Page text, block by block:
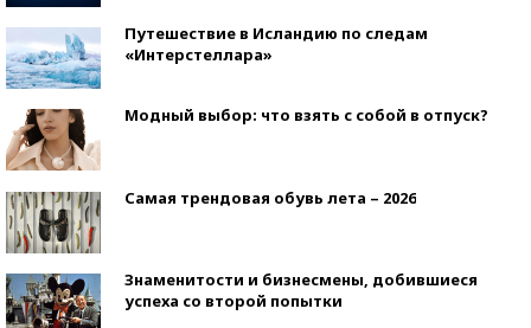
Путешествие в Исландию по следам
«Интерстеллара»
Модный выбор: что взять с собой в отпуск?
Самая трендовая обувь лета – 2026
Знаменитости и бизнесмены, добившиеся
успеха со второй попытки